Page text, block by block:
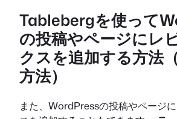
Tablebergを使って
の投稿やページにレ
クスを追加する方法
方法）
また、WordPressの投稿やページ